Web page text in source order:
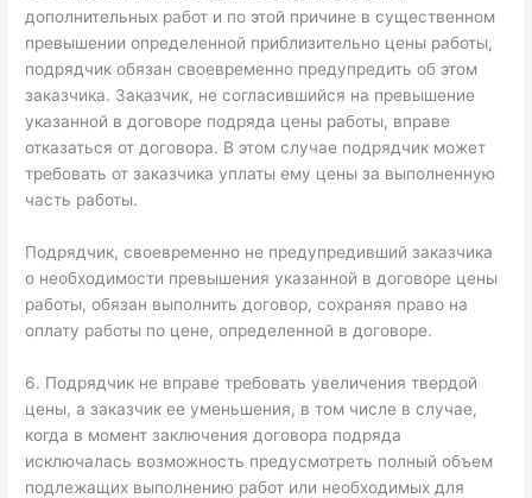
дополнительных работ и по этой причине в существенном
превышении определенной приблизительно цены работы,
подрядчик обязан своевременно предупредить об этом
заказчика. Заказчик, не согласившийся на превышение
указанной в договоре подряда цены работы, вправе
отказаться от договора. В этом случае подрядчик может
требовать от заказчика уплаты ему цены за выполненную
часть работы.
Подрядчик, своевременно не предупредивший заказчика
о необходимости превышения указанной в договоре цены
работы, обязан выполнить договор, сохраняя право на
оплату работы по цене, определенной в договоре.
6. Подрядчик не вправе требовать увеличения твердой
цены, а заказчик ее уменьшения, в том числе в случае,
когда в момент заключения договора подряда
исключалась возможность предусмотреть полный объем
подлежащих выполнению работ или необходимых для